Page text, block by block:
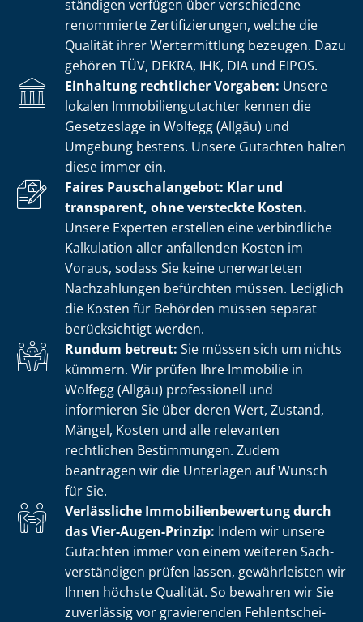
stän­di­gen verfügen über verschiedene
renommierte Zer­ti­fi­zie­run­gen, welche die
Qualität ihrer Wertermittlung bezeugen. Dazu
gehören TÜV, DEKRA, IHK, DIA und EIPOS.
Einhaltung rechtlicher Vorgaben: Unsere
lokalen Im­mo­bi­li­en­gut­ach­ter kennen die
Gesetzeslage in Wolfegg (Allgäu) und
Umgebung bestens. Unsere Gutachten halten
diese immer ein.
Faires Pauschalangebot: Klar und
transparent, ohne versteckte Kosten.
Unsere Experten erstellen eine verbindliche
Kalkulation aller anfallenden Kosten im
Voraus, sodass Sie keine unerwarteten
Nachzahlungen befürchten müssen. Lediglich
die Kosten für Behörden müssen separat
berücksichtigt werden.
Rundum betreut: Sie müssen sich um nichts
kümmern. Wir prüfen Ihre Immobilie in
Wolfegg (Allgäu) professionell und
informieren Sie über deren Wert, Zustand,
Mängel, Kosten und alle relevanten
rechtlichen Bestimmungen. Zudem
beantragen wir die Unterlagen auf Wunsch
für Sie.
Verlässliche Im­mo­bi­li­en­be­wer­tung durch
das Vier-Augen-Prinzip: Indem wir unsere
Gutachten immer von einem weiteren Sach­
ver­stän­di­gen prüfen lassen, gewährleisten wir
Ihnen höchste Qualität. So bewahren wir Sie
zuverlässig vor gravierenden Fehl­ent­schei­